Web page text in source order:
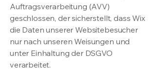
Auftragsverarbeitung (AVV)
geschlossen, der sicherstellt, dass Wix
die Daten unserer Websitebesucher
nur nach unseren Weisungen und
unter Einhaltung der DSGVO
verarbeitet.